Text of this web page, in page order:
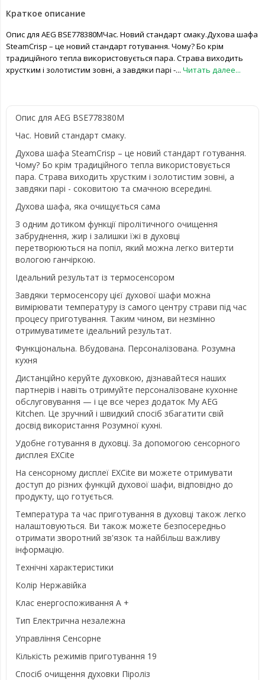
Краткое описание
Опис для AEG BSE778380MЧас. Новий стандарт смаку.Духова шафа
SteamCrisp – це новий стандарт готування. Чому? Бо крім
традиційного тепла використовується пара. Страва виходить
хрустким і золотистим зовні, а завдяки парі -... Читать далее...
Опис для AEG BSE778380M
Час. Новий стандарт смаку.
Духова шафа SteamCrisp – це новий стандарт готування.
Чому? Бо крім традиційного тепла використовується
пара. Страва виходить хрустким і золотистим зовні, а
завдяки парі - соковитою та смачною всередині.
Духова шафа, яка очищується сама
З одним дотиком функції піролітичного очищення
забруднення, жир і залишки їжі в духовці
перетворюються на попіл, який можна легко витерти
вологою ганчіркою.
Ідеальний результат із термосенсором
Завдяки термосенсору цієї духової шафи можна
вимірювати температуру із самого центру страви під час
процесу приготування. Таким чином, ви незмінно
отримуватимете ідеальний результат.
Функціональна. Вбудована. Персоналізована. Розумна
кухня
Дистанційно керуйте духовкою, дізнавайтеся наших
партнерів і навіть отримуйте персоналізоване кухонне
обслуговування — і це все через додаток My AEG
Kitchen. Це зручний і швидкий спосіб збагатити свій
досвід використання Розумної кухні.
Удобне готування в духовці. За допомогою сенсорного
дисплея EXCite
На сенсорному дисплеї EXCite ви можете отримувати
доступ до різних функцій духової шафи, відповідно до
продукту, що готується.
Температура та час приготування в духовці також легко
налаштовуються. Ви також можете безпосередньо
отримати зворотний зв'язок та найбільш важливу
інформацію.
Технічні характеристики
Колір Нержавійка
Клас енергоспоживання А +
Тип Електрична незалежна
Управління Сенсорне
Кількість режимів приготування 19
Спосіб очищення духовки Піроліз